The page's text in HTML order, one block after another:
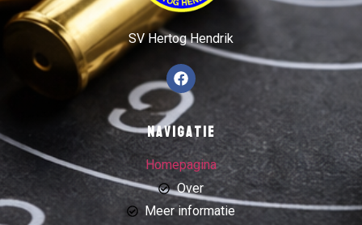
SV Hertog Hendrik
Navigatie
Homepagina
Over
Meer informatie